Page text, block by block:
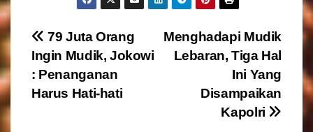
N
a
v
Menghadapi Mudik
Lebaran, Tiga Hal
Ini Yang
Disampaikan
Kapolri
79 Juta Orang
Ingin Mudik, Jokowi
: Penanganan
Harus Hati-hati